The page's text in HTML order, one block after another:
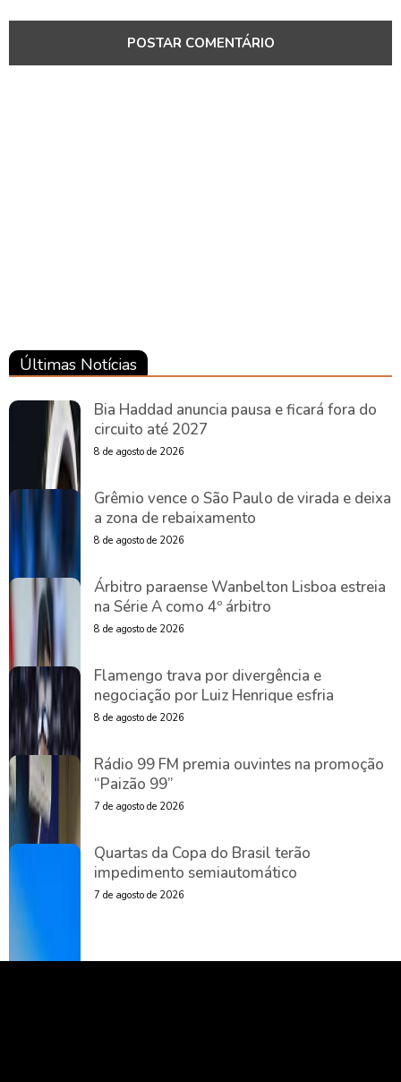
Últimas Notícias
Bia Haddad anuncia pausa e ficará fora do
circuito até 2027
8 de agosto de 2026
Grêmio vence o São Paulo de virada e deixa
a zona de rebaixamento
8 de agosto de 2026
Árbitro paraense Wanbelton Lisboa estreia
na Série A como 4º árbitro
8 de agosto de 2026
Flamengo trava por divergência e
negociação por Luiz Henrique esfria
8 de agosto de 2026
Rádio 99 FM premia ouvintes na promoção
“Paizão 99”
7 de agosto de 2026
Quartas da Copa do Brasil terão
impedimento semiautomático
7 de agosto de 2026